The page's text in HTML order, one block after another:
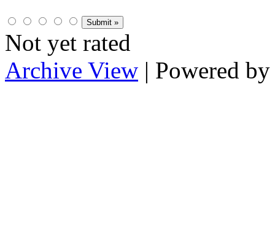
Not yet rated
Archive View | Powered